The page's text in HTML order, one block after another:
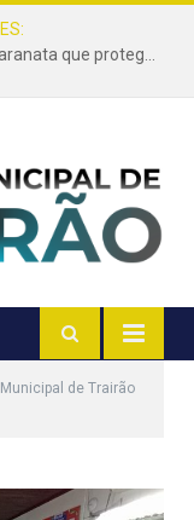
Projeto de autoria do presidente Gessé Maranata que protege as estradas vicinais de Trairão é transformado em lei
de Trairão